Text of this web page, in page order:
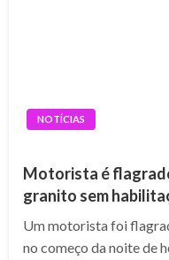
NOTÍCIAS
Motorista é
granito sem
Um motorista foi
no começo da noite de